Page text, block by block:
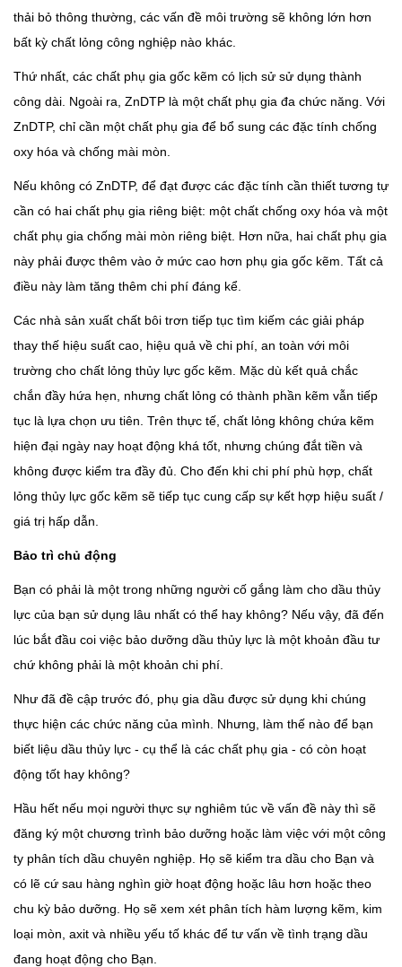
thải bỏ thông thường, các vấn đề môi trường sẽ không lớn hơn
bất kỳ chất lỏng công nghiệp nào khác.
Thứ nhất, các chất phụ gia gốc kẽm có lịch sử sử dụng thành
công dài. Ngoài ra, ZnDTP là một chất phụ gia đa chức năng. Với
ZnDTP, chỉ cần một chất phụ gia để bổ sung các đặc tính chống
oxy hóa và chống mài mòn.
Nếu không có ZnDTP, để đạt được các đặc tính cần thiết tương tự
cần có hai chất phụ gia riêng biệt: một chất chống oxy hóa và một
chất phụ gia chống mài mòn riêng biệt. Hơn nữa, hai chất phụ gia
này phải được thêm vào ở mức cao hơn phụ gia gốc kẽm. Tất cả
điều này làm tăng thêm chi phí đáng kể.
Các nhà sản xuất chất bôi trơn tiếp tục tìm kiếm các giải pháp
thay thế hiệu suất cao, hiệu quả về chi phí, an toàn với môi
trường cho chất lỏng thủy lực gốc kẽm. Mặc dù kết quả chắc
chắn đầy hứa hẹn, nhưng chất lỏng có thành phần kẽm vẫn tiếp
tục là lựa chọn ưu tiên. Trên thực tế, chất lỏng không chứa kẽm
hiện đại ngày nay hoạt động khá tốt, nhưng chúng đắt tiền và
không được kiểm tra đầy đủ. Cho đến khi chi phí phù hợp, chất
lỏng thủy lực gốc kẽm sẽ tiếp tục cung cấp sự kết hợp hiệu suất /
giá trị hấp dẫn.
Bảo trì chủ động
Bạn có phải là một trong những người cố gắng làm cho dầu thủy
lực của bạn sử dụng lâu nhất có thể hay không? Nếu vậy, đã đến
lúc bắt đầu coi việc bảo dưỡng dầu thủy lực là một khoản đầu tư
chứ không phải là một khoản chi phí.
Như đã đề cập trước đó, phụ gia dầu được sử dụng khi chúng
thực hiện các chức năng của mình. Nhưng, làm thế nào để bạn
biết liệu dầu thủy lực - cụ thể là các chất phụ gia - có còn hoạt
động tốt hay không?
Hầu hết nếu mọi người thực sự nghiêm túc về vấn đề này thì sẽ
đăng ký một chương trình bảo dưỡng hoặc làm việc với một công
ty phân tích dầu chuyên nghiệp. Họ sẽ kiểm tra dầu cho Bạn và
có lẽ cứ sau hàng nghìn giờ hoạt động hoặc lâu hơn hoặc theo
chu kỳ bảo dưỡng. Họ sẽ xem xét phân tích hàm lượng kẽm, kim
loại mòn, axit và nhiều yếu tố khác để tư vấn về tình trạng dầu
đang hoạt động cho Bạn.